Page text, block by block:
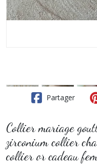
Partager
Collier mariage
zirconium collier
collier or cadeau